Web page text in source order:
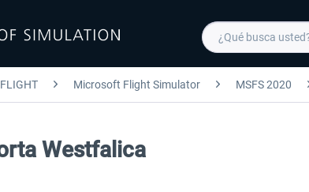
FLIGHT Microsoft Flight Simulator MSFS 2020
Westfalica